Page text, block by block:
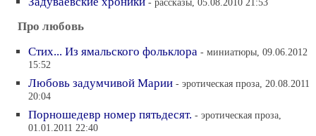
Про любовь
Стих... Из ямальского фольклора - миниатюры, 09.06.2012
15:52
Любовь задумчивой Марии - эротическая проза, 20.08.2011
20:04
Порношедевр номер пятьдесят. - эротическая проза,
01.01.2011 22:40